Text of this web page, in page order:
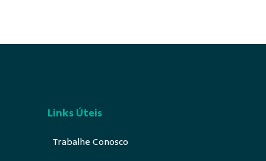
Links Úteis
Trabalhe Conosco